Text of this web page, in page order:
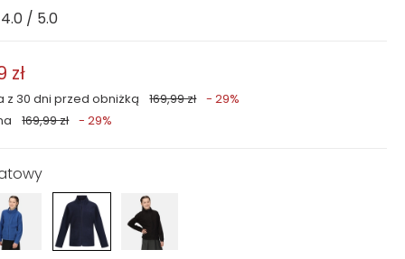
4.0 / 5.0
169,99 zł - 29%
z 30 dni przed obniżką 169,99 zł - 29%
zł